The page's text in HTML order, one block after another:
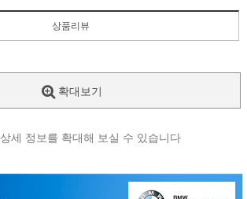
상품리뷰
확대보기
상세 정보를 확대해 보실 수 있습니다